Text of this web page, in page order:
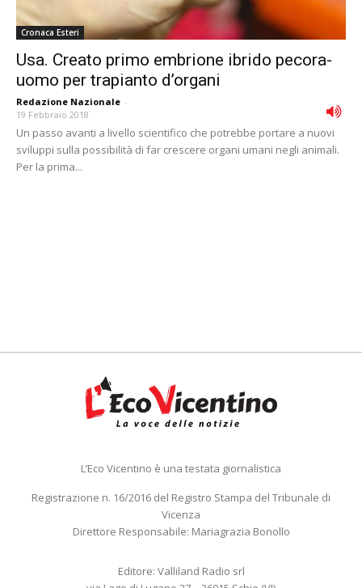
Cronaca Esteri
Usa. Creato primo embrione ibrido pecora-
uomo per trapianto d’organi
Redazione Nazionale -
19 Febbraio 2018
Un passo avanti a livello scientifico che potrebbe portare a nuovi
sviluppi sulla possibilità di far crescere organi umani negli animali.
Per la prima...
L’Eco Vicentino è una testata giornalistica
Registrazione n. 16/2016 del Registro Stampa del Tribunale di
Vicenza
Direttore Responsabile: Mariagrazia Bonollo
Editore: Valliland Radio srl